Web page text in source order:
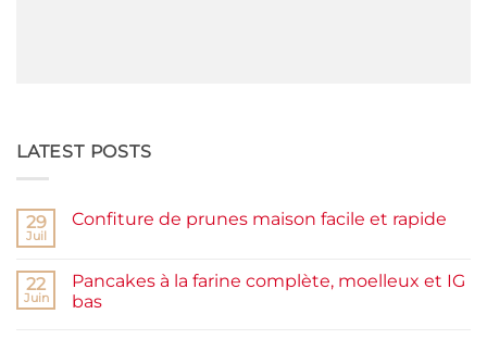
LATEST POSTS
29
Juil
Confiture de prunes maison facile et rapide
Confiture
de
prunes
22
Juin
Pancakes à la farine complète, moelleux et IG
bas